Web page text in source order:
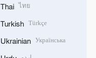
Thai ไทย
Turkish Türkçe
Ukrainian Українська